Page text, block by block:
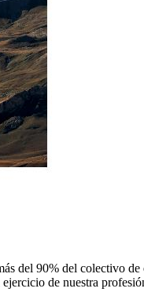
del 90% del colectivo
de nuestra